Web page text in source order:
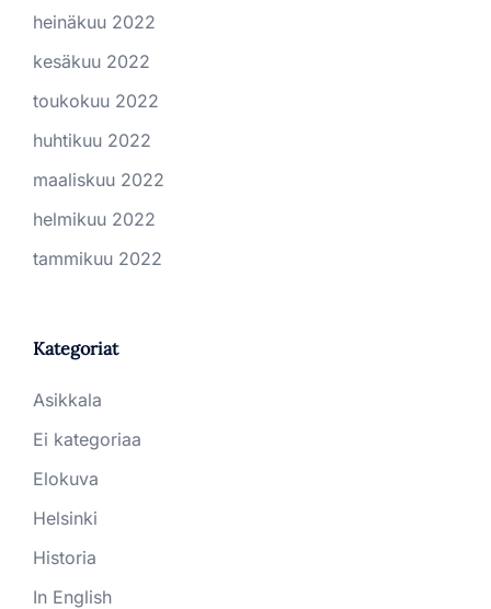
heinäkuu 2022
kesäkuu 2022
toukokuu 2022
huhtikuu 2022
maaliskuu 2022
helmikuu 2022
tammikuu 2022
Kategoriat
Asikkala
Ei kategoriaa
Elokuva
Helsinki
Historia
In English